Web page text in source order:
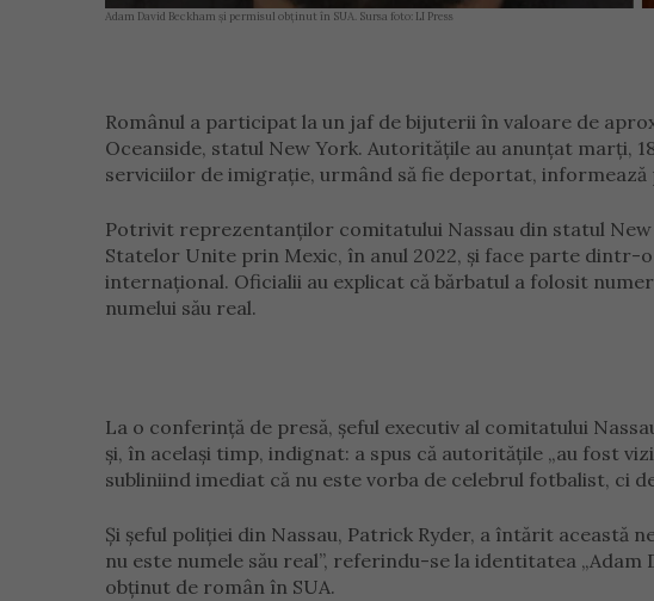
Adam David Beckham și permisul obținut în SUA. Sursa foto: LI Press
Românul a participat la un jaf de bijuterii în valoare de
Oceanside, statul New York. Autoritățile au anunțat marți,
serviciilor de imigrație, urmând să fie deportat, informează
Potrivit reprezentanților comitatului Nassau din statul
Statelor Unite prin Mexic, în anul 2022, și face parte
internațional. Oficialii au explicat că bărbatul a folosit
numelui său real.
La o conferință de presă, șeful executiv al comitatului
și, în același timp, indignat: a spus că autoritățile „au fost
subliniind imediat că nu este vorba de celebrul fotbalist, ci
Și șeful poliției din Nassau, Patrick Ryder, a întărit această
nu este numele său real”, referindu-se la identitatea
obținut de român în SUA.